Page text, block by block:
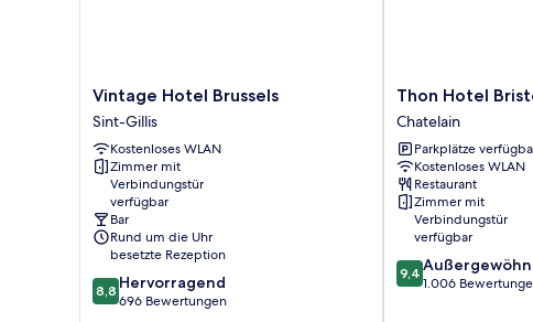
Vintage
Hotel
Brussels
Sint-
Gillis
Vintage Hotel Brussels
Sint-Gillis
Kostenloses WLAN
Zimmer mit
Verbindungstür
verfügbar
Bar
Rund um die Uhr
besetzte Rezeption
8.8
von
8,8 Hervorragend
696 Bewertungen
Thon
Hotel
Bristol
Stephanie
Chatelain
Thon Hotel
Chatelain
Parkplätze
Kostenloses WLAN
Restaurant
Zimmer mit
Verbindungstür
verfügbar
9.4
von
9,4
1.006